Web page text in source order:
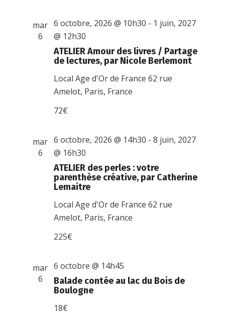
mar
6
ATELIER Amour des livres / Partage
de lectures, par Nicole Berlemont
6 octobre, 2026 @ 10h30 - 1 juin, 2027
@ 12h30
Local Age d'Or de France62 rue
Amelot, Paris, France
72€
mar
6
ATELIER des perles : votre
parenthèse créative, par Catherine
Lemaitre
6 octobre, 2026 @ 14h30 -8 juin, 2027
@ 16h30
Local Age d'Or de France62 rue
Amelot, Paris, France
225€
mar
6
Balade contée au lac du Bois de
Boulogne
6 octobre @ 14h45
18€